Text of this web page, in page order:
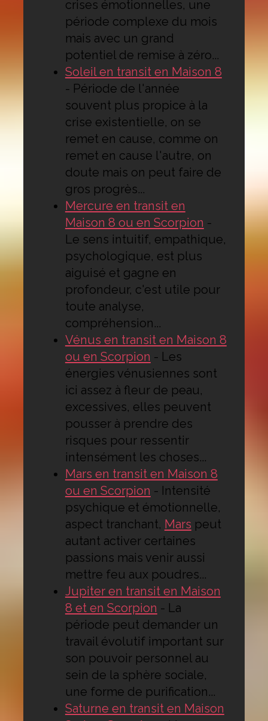
crises émotionnelles, une
période complexe du mois
mais avec un grand
potentiel de remise à zéro...
Soleil en transit en Maison 8
- Période de l'année
souvent plus propice à la
crise existentielle, on se
remet en cause, comme on
remet en cause l'autre, on
doute mais on peut faire de
gros progrès...
Mercure en transit en
Maison 8 ou en Scorpion -
Le sens intuitif, empathique,
psychologique, est plus
aiguisé et gagne en
profondeur, c'est utile pour
toute analyse,
compréhension...
Vénus en transit en Maison 8
ou en Scorpion - Les
énergies vénusiennes sont
ici assez à fleur de peau,
excessives, elles peuvent
pousser à prendre des
risques pour ressentir
intensément les choses...
Mars en transit en Maison 8
ou en Scorpion - Intensité
psychique et émotionnelle,
aspect tranchant, Mars peut
autant activer certaines
passions mais venir aussi
mettre feu aux poudres...
Jupiter en transit en Maison
8 et en Scorpion - La
période peut demander un
travail évolutif important sur
son pouvoir personnel au
sein de la sphère sociale,
une forme de purification...
Saturne en transit en Maison